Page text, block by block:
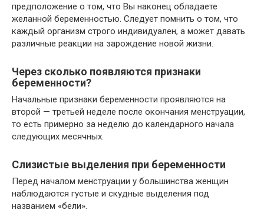
предположение о том, что Вы наконец обладаете
желанной беременностью. Следует помнить о том, что
каждый организм строго индивидуален, а может давать
различные реакции на зарождение новой жизни.
Через сколько появляются признаки
беременности?
Начальные признаки беременности проявляются на
второй — третьей неделе после окончания менструации,
то есть примерно за неделю до календарного начала
следующих месячных.
Слизистые выделения при беременности
Перед началом менструации у большинства женщин
наблюдаются густые и скудные выделения под
названием «бели».